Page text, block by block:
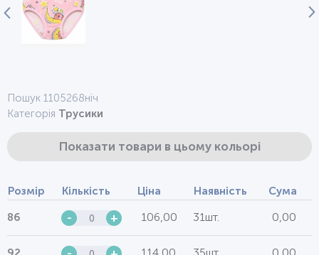
Пошук 1105268ніч
Категорія Трусики
Показати товари в цьому кольорі
Розмір Кількість Ціна Наявність Сума
86 - + 106,00 31шт. 0,00